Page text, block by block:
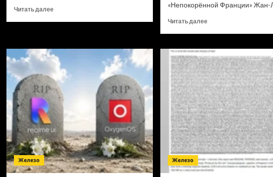
Читать далееПрочитать
2077
превысили
40 миллионов
копий
«Непокорённой Франции» Жан-
Читать далееПрочитать
Кандидат
в президенты
Франции
выступил
за права
геймеров
на фоне
дисковой
проблемы
GTA
6 и PlayStation
Железо Железо